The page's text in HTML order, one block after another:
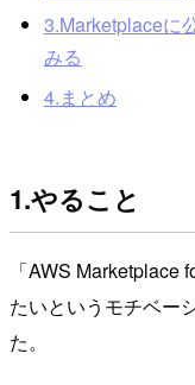
3.Marketplaceに
みる
4.まとめ
1.やること
「AWS Marketplace
たいというモチベー
た。